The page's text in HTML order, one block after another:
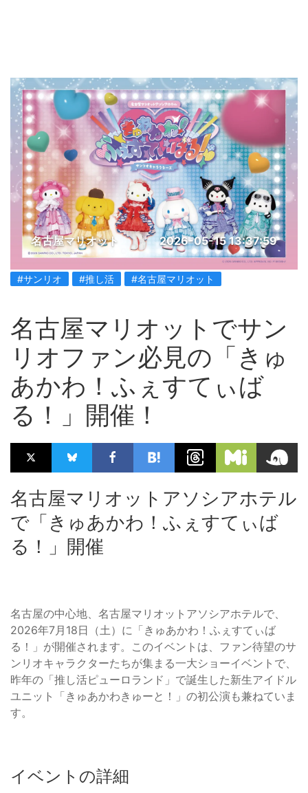
名古屋マリオット 2026-05-15 13:37:59
#サンリオ #推し活 #名古屋マリオット
名古屋マリオットでサン
リオファン必見の「きゅ
あかわ！ふぇすてぃば
る！」開催！
名古屋マリオットアソシアホテル
で「きゅあかわ！ふぇすてぃば
る！」開催
名古屋の中心地、名古屋マリオットアソシアホテルで、
2026年7月18日（土）に「きゅあかわ！ふぇすてぃば
る！」が開催されます。このイベントは、ファン待望のサ
ンリオキャラクターたちが集まる一大ショーイベントで、
昨年の「推し活ピューロランド」で誕生した新生アイドル
ユニット「きゅあかわきゅーと！」の初公演も兼ねていま
す。
イベントの詳細